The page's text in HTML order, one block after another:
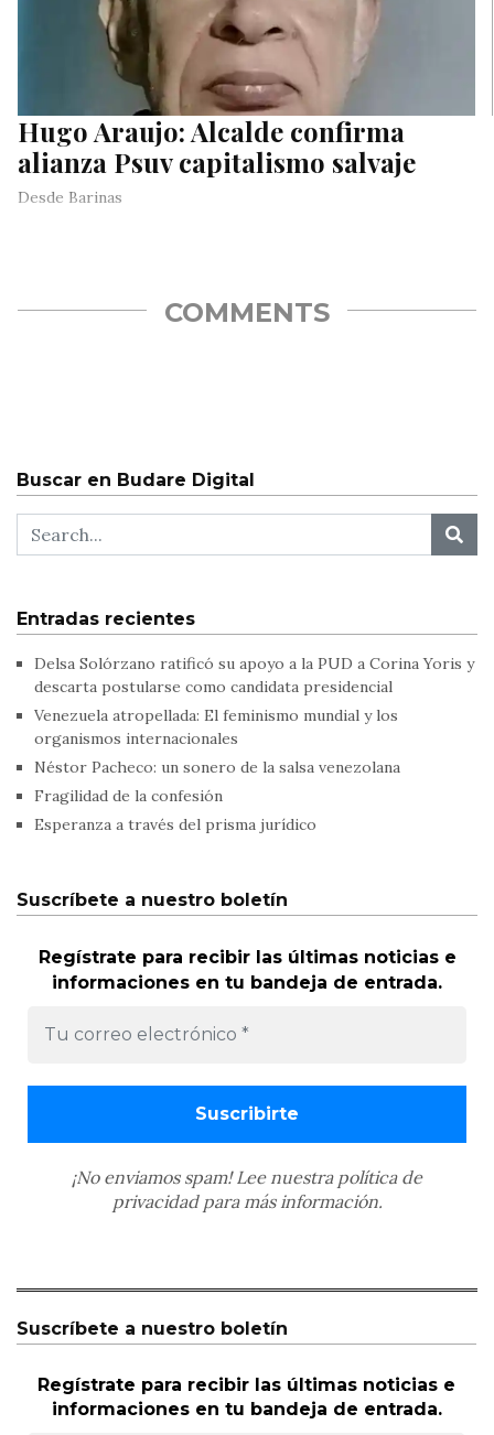
Hugo Araujo: Alcalde confirma
alianza Psuv capitalismo salvaje
Desde Barinas
COMMENTS
Buscar en Budare Digital
Entradas recientes
Delsa Solórzano ratificó su apoyo a la PUD a Corina Yoris y
descarta postularse como candidata presidencial
Venezuela atropellada: El feminismo mundial y los
organismos internacionales
Néstor Pacheco: un sonero de la salsa venezolana
Fragilidad de la confesión
Esperanza a través del prisma jurídico
Suscríbete a nuestro boletín
Regístrate para recibir las últimas noticias e
informaciones en tu bandeja de entrada.
¡No enviamos spam! Lee nuestra política de
privacidadpara más información.
Suscríbete a nuestro boletín
Regístrate para recibir las últimas noticias e
informaciones en tu bandeja de entrada.